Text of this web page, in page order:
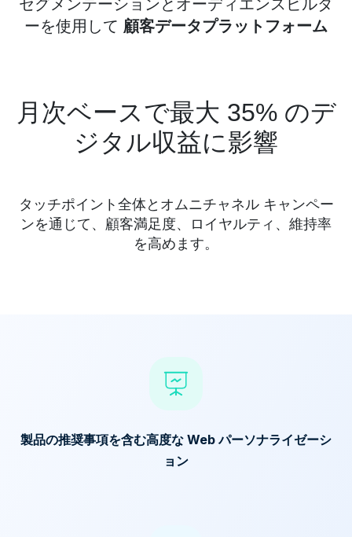
セグメンテーションとオーディエンスビルダ
ーを使用して 顧客データプラットフォーム
月次ベースで最大 35% のデ
ジタル収益に影響
タッチポイント全体とオムニチャネル キャンペー
ンを通じて、顧客満足度、ロイヤルティ、維持率
を高めます。
製品の推奨事項を含む高度な Web パーソナライゼーシ
ョン